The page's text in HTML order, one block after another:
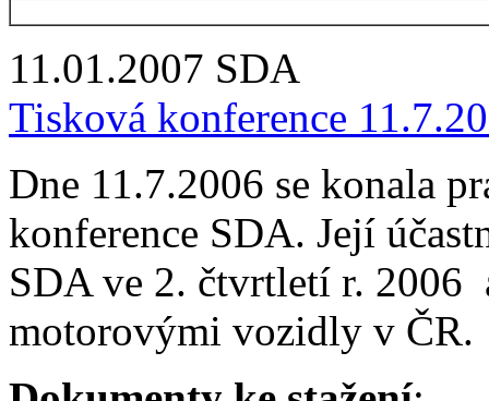
11.01.2007 SDA
Tisková konference
Dne 11.7.2006 se konala
konference SDA. Její
SDA ve 2. čtvrtletí r. 2006
motorovými vozidly v ČR.